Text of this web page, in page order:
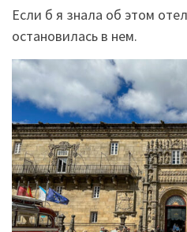
Если б я знала об этом
остановилась в нем.